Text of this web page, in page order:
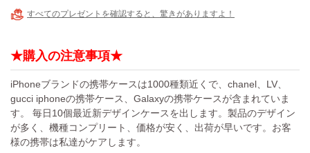
すべてのプレゼントを確認すると、驚きがありますよ！
★購入の注意事項★
iPhoneブランドの携帯ケースは1000種類近くで、chanel、LV、
gucci iphoneの携帯ケース、Galaxyの携帯ケースが含まれていま
す。 毎日10個最近新デザインケースを出します。製品のデザイン
が多く、機種コンプリート、価格が安く、出荷が早いです。お客
様の携帯は私達がケアします。